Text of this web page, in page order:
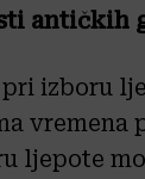
antičkih
pri izboru
vremena
ljepote